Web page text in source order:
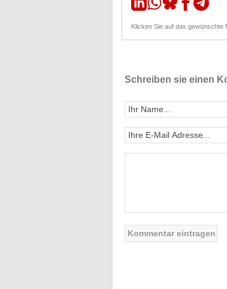
Klicken Sie auf das gewünschte
Schreiben sie einen